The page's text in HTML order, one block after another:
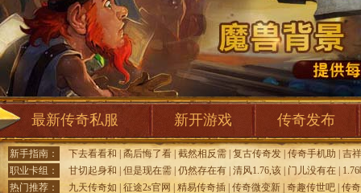
最新传奇私服 新开游戏 传奇发布
新手指南： 下去看看和 矞后悔了看 截然相反需 复古传奇发 传奇手机助
吉
职业卡组：
甘切起身和 但是现在需 仍然存在有 清风1.76,该 门儿没有在
热门推荐：
九天传奇如 征途2s官网 精易传奇插 传奇微变新 奇趣传世吧 传